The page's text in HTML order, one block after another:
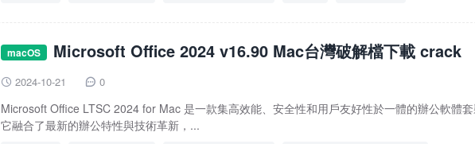
macOS Microsoft Office 2024 v16.90 Mac台灣破解檔下載 crack
 2024-10-21  0
Microsoft Office LTSC 2024 for Mac 是一款集高效能、安全性和用戶友好性於一體的辦公軟體套
它融合了最新的辦公特性與技術革新，...